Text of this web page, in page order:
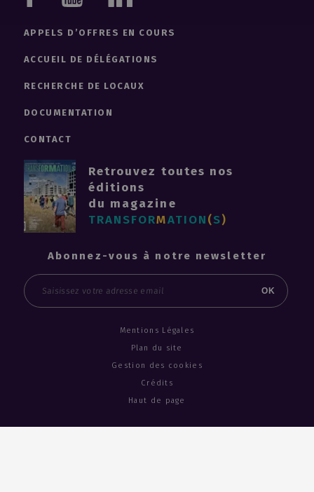
APPELS D’OFFRES EN COURS
ACCUEIL DE DÉLÉGATIONS
RECHERCHE DE LOCAUX
DOCUMENTATION
CONTACT
Retrouvez toutes nos
éditions
du magazine
TRANSFORMATION(S)
Abonnez-vous à notre newsletter
Email
OK
Mentions Légales
Plan du site
Gestion des cookies
Crédits
Haut de page